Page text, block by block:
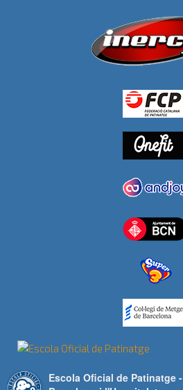
Escola Oficial de Patinatge